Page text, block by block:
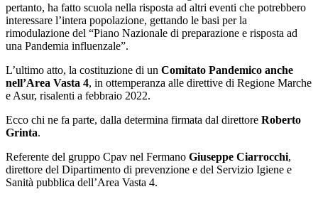
pertanto, ha fatto scuola nella risposta ad altri eventi che potrebbero
interessare l’intera popolazione, gettando le basi per la
rimodulazione del “Piano Nazionale di preparazione e risposta ad
una Pandemia influenzale”.
L’ultimo atto, la costituzione di un Comitato Pandemico anche
nell’Area Vasta 4, in ottemperanza alle direttive di Regione Marche
e Asur, risalenti a febbraio 2022.
Ecco chi ne fa parte, dalla determina firmata dal direttore Roberto
Grinta.
Referente del gruppo Cpav nel Fermano Giuseppe Ciarrocchi,
direttore del Dipartimento di prevenzione e del Servizio Igiene e
Sanità pubblica dell’Area Vasta 4.